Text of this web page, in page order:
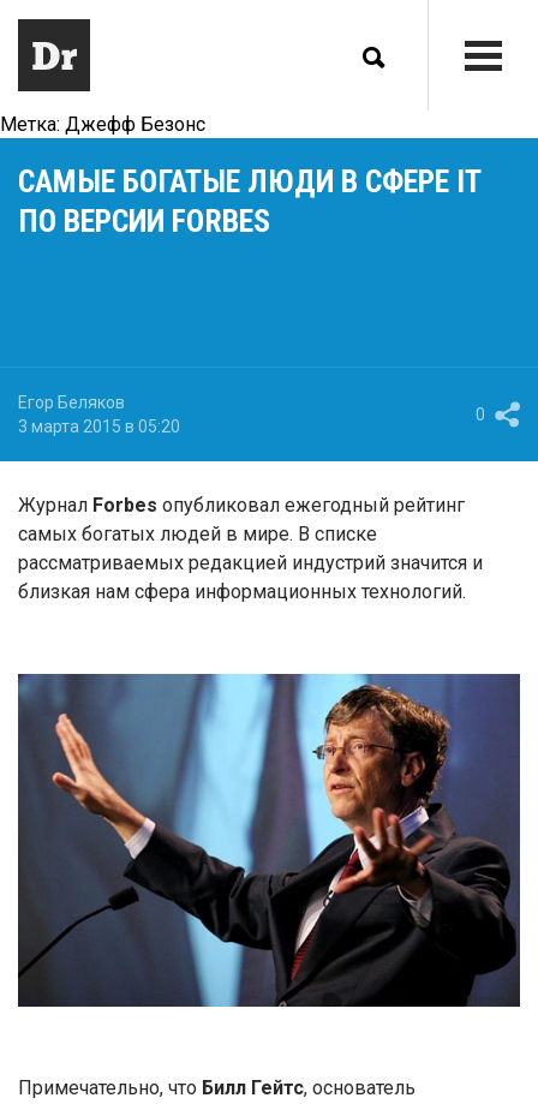
Метка: Джефф Безонс
САМЫЕ БОГАТЫЕ ЛЮДИ В СФЕРЕ IT
ПО ВЕРСИИ FORBES
Егор Беляков
3 марта 2015 в 05:20
0
Журнал Forbes опубликовал ежегодный рейтинг
самых богатых людей в мире. В списке
рассматриваемых редакцией индустрий значится и
близкая нам сфера информационных технологий.
Примечательно, что Билл Гейтс, основатель